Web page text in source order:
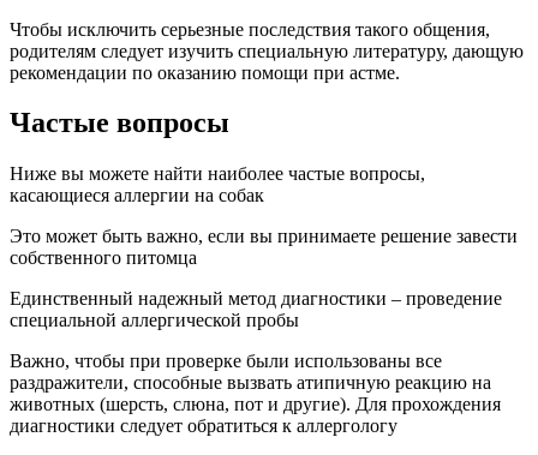
Чтобы исключить серьезные последствия такого общения,
родителям следует изучить специальную литературу, дающую
рекомендации по оказанию помощи при астме.
Частые вопросы
Ниже вы можете найти наиболее частые вопросы,
касающиеся аллергии на собак
Это может быть важно, если вы принимаете решение завести
собственного питомца
Единственный надежный метод диагностики – проведение
специальной аллергической пробы
Важно, чтобы при проверке были использованы все
раздражители, способные вызвать атипичную реакцию на
животных (шерсть, слюна, пот и другие). Для прохождения
диагностики следует обратиться к аллергологу